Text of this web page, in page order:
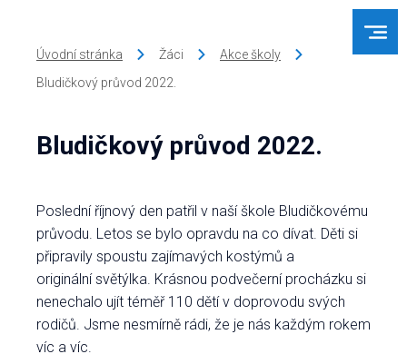
Úvodní stránka Žáci
Akce školy
Bludičkový průvod 2022.
Bludičkový průvod 2022.
Poslední říjnový den patřil v naší škole Bludičkovému
průvodu. Letos se bylo opravdu na co dívat. Děti si
připravily spoustu zajímavých kostýmů a
originální světýlka. Krásnou podvečerní procházku si
nenechalo ujít téměř 110 dětí v doprovodu svých
rodičů. Jsme nesmírně rádi, že je nás každým rokem
víc a víc.